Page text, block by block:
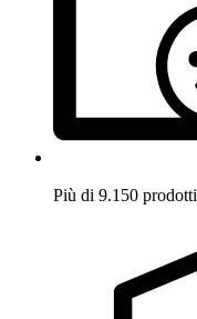
Più di 9.150 prodotti